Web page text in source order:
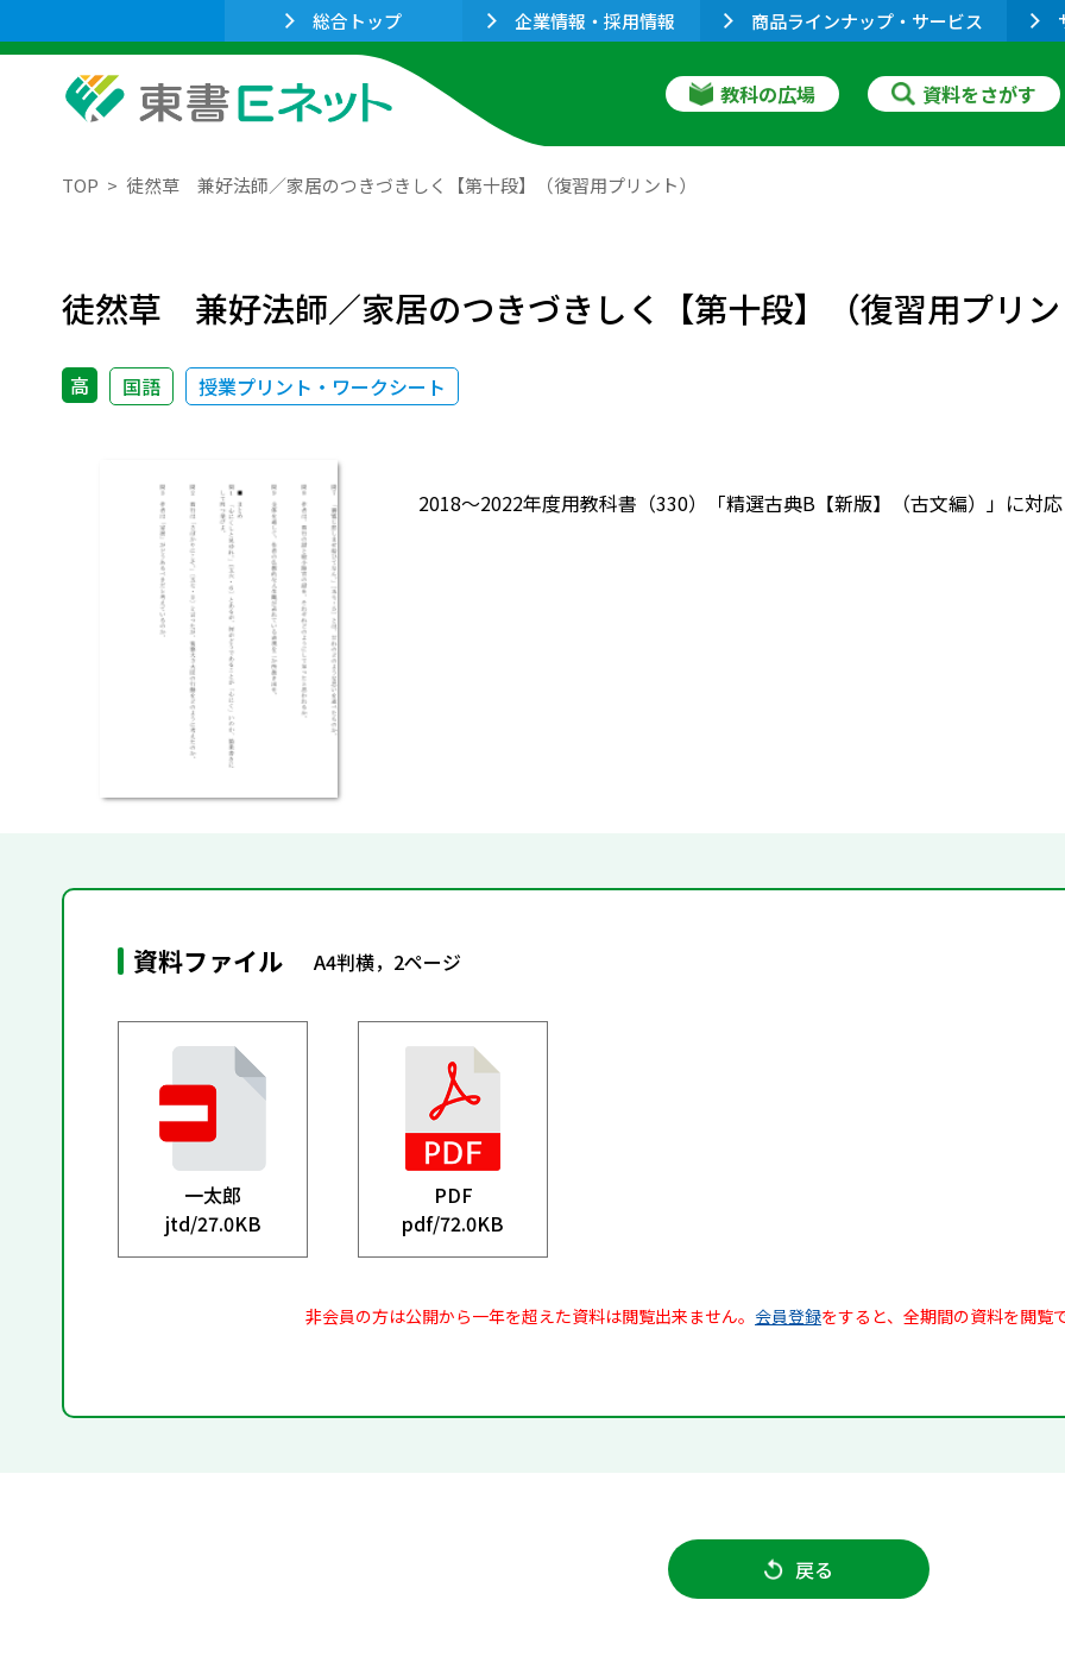
総合トップ 企業情報・採用情報 商品ラインナップ・サービス
教科の広場 資料をさがす
TOP 徒然草 兼好法師／家居のつきづきしく【第十段】（復習用プリント）
徒然草 兼好法師／家居のつきづきしく【第十段】（復習用プリン
高 国語 授業プリント・ワークシート
2018～2022年度用教科書（330）「精選古典B【新版】（古文編）」に対
資料ファイル A4判横，2ページ
一太郎
jtd/27.0KB
PDF
pdf/72.0KB
非会員の方は公開から一年を超えた資料は閲覧出来ません。 会員登録をすると、全期間の資料を閲覧
戻る